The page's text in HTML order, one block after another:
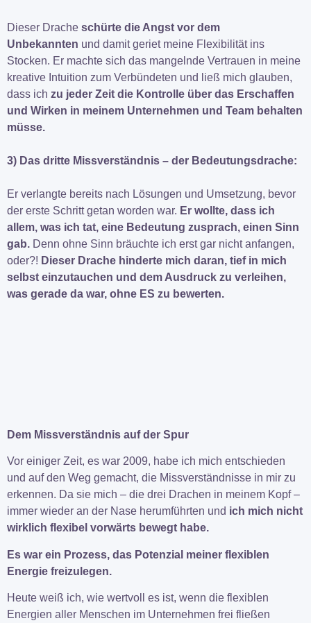
Dieser Drache schürte die Angst vor dem
Unbekannten und damit geriet meine Flexibilität ins
Stocken. Er machte sich das mangelnde Vertrauen in meine
kreative Intuition zum Verbündeten und ließ mich glauben,
dass ich zu jeder Zeit die Kontrolle über das Erschaffen
und Wirken in meinem Unternehmen und Team behalten
müsse.
3) Das dritte Missverständnis – der Bedeutungsdrache:
Er verlangte bereits nach Lösungen und Umsetzung, bevor
der erste Schritt getan worden war. Er wollte, dass ich
allem, was ich tat, eine Bedeutung zusprach, einen Sinn
gab. Denn ohne Sinn bräuchte ich erst gar nicht anfangen,
oder?! Dieser Drache hinderte mich daran, tief in mich
selbst einzutauchen und dem Ausdruck zu verleihen,
was gerade da war, ohne ES zu bewerten.
Dem Missverständnis auf der Spur
Vor einiger Zeit, es war 2009, habe ich mich entschieden
und auf den Weg gemacht, die Missverständnisse in mir zu
erkennen. Da sie mich – die drei Drachen in meinem Kopf –
immer wieder an der Nase herumführten und ich mich nicht
wirklich flexibel vorwärts bewegt habe.
Es war ein Prozess, das Potenzial meiner flexiblen
Energie freizulegen.
Heute weiß ich, wie wertvoll es ist, wenn die flexiblen
Energien aller Menschen im Unternehmen frei fließen